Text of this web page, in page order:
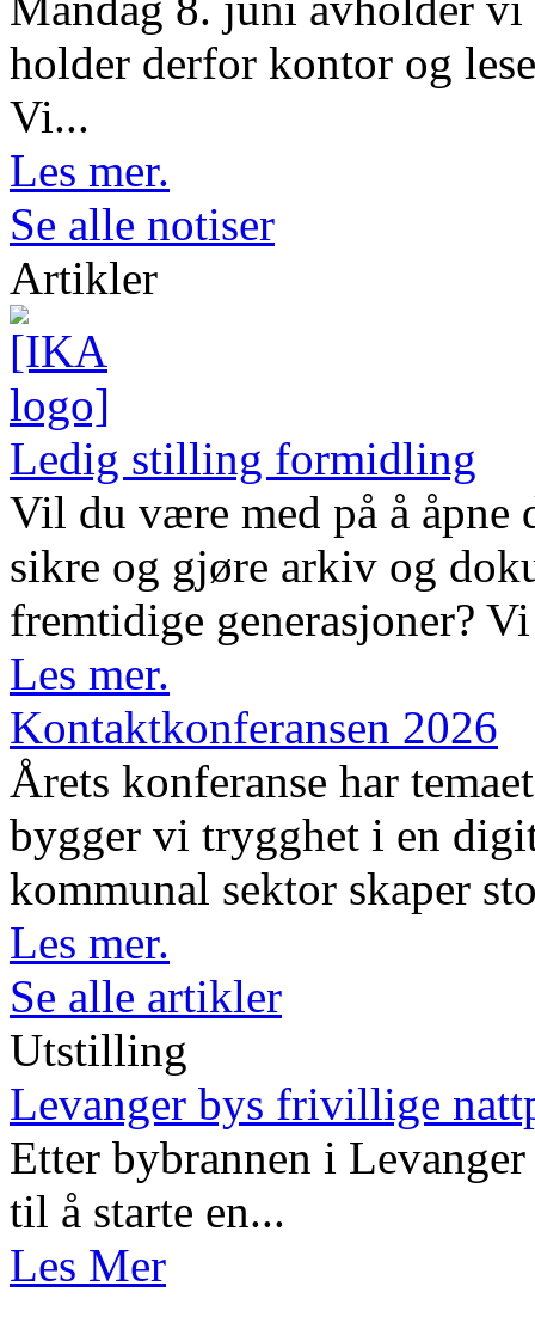
holder derfor kontor og
Vi...
Les mer.
Se alle notiser
Artikler
Ledig stilling formidling
Vil du være med på å
sikre og gjøre arkiv og
fremtidige generasjoner?
Les mer.
Kontaktkonferansen 2026
Årets konferanse har
bygger vi trygghet i en
kommunal sektor skaper
Les mer.
Se alle artikler
Utstilling
Levanger bys frivillige
Etter bybrannen i
til å starte en...
Les Mer